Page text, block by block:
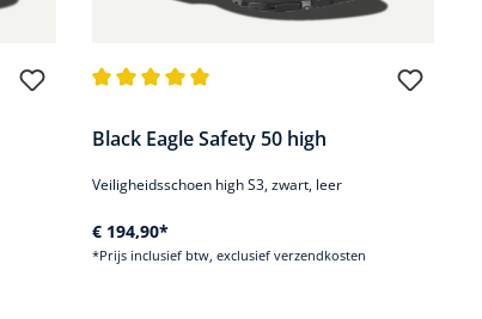
Black Eagle Safety 50 high
Veiligheidsschoen high S3, zwart, leer
€ 194,90*
*Prijs inclusief btw, exclusief verzendkosten